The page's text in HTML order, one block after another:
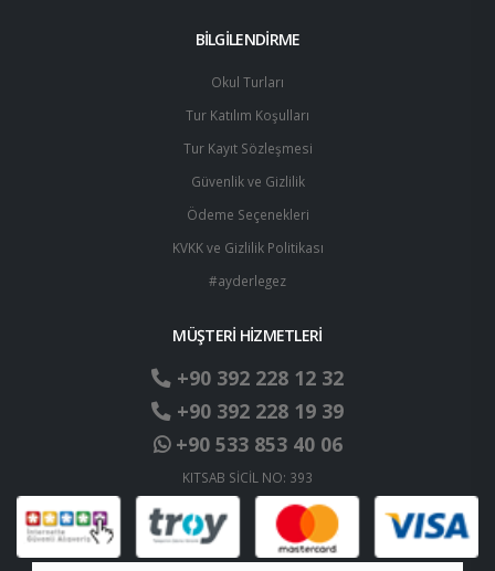
BİLGİLENDİRME
Okul Turları
Tur Katılım Koşulları
Tur Kayıt Sözleşmesi
Güvenlik ve Gizlilik
Ödeme Seçenekleri
KVKK ve Gizlilik Politikası
#ayderlegez
MÜŞTERİ HİZMETLERİ
+90 392 228 12 32
+90 392 228 19 39
+90 533 853 40 06
KITSAB SİCİL NO: 393